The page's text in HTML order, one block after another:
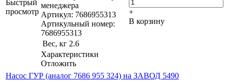
Быстрый
просмотр
менеджера
Артикул: 7686955313
Артикульный номер:
7686955313
Вес, кг 2.6
Характеристики
Отложить
+
В корзину
Насос ГУР (аналог 7686 955 324) на ЗАВОД 5490